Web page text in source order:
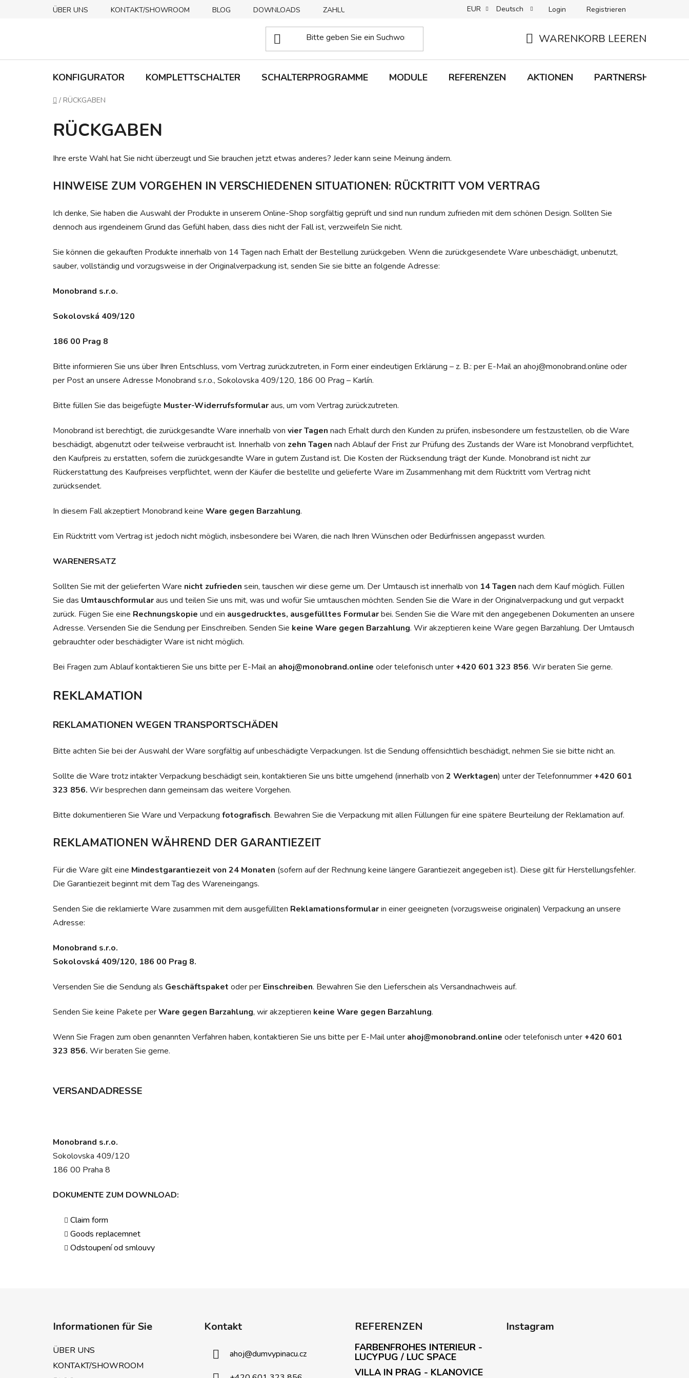
ÜBER UNS KONTAKT/SHOWROOM BLOG DOWNLOADS ZAHLUNGSMETHODEN ABHOLUNG + LIEFERUNG RÜCKGABEN B2C-BEDINGUNGEN
EUR Deutsch Login Registrieren
WARENKORB LEEREN
KONFIGURATOR KOMPLETTSCHALTER SCHALTERPROGRAMME MODULE REFERENZEN AKTIONEN PARTNERSHIP
Startseite
/ RÜCKGABEN
RÜCKGABEN
Ihre erste Wahl hat Sie nicht überzeugt und Sie brauchen jetzt etwas anderes? Jeder kann seine Meinung ändern.
HINWEISE ZUM VORGEHEN IN VERSCHIEDENEN SITUATIONEN: RÜCKTRITT VOM VERTRAG
Ich denke, Sie haben die Auswahl der Produkte in unserem Online-Shop sorgfältig geprüft und sind nun rundum zufrieden mit dem schönen Design. Sollten Sie
dennoch aus irgendeinem Grund das Gefühl haben, dass dies nicht der Fall ist, verzweifeln Sie nicht.
Sie können die gekauften Produkte innerhalb von 14 Tagen nach Erhalt der Bestellung zurückgeben. Wenn die zurückgesendete Ware unbeschädigt, unbenutzt,
sauber, vollständig und vorzugsweise in der Originalverpackung ist, senden Sie sie bitte an folgende Adresse:
Monobrand s.r.o.
Sokolovská 409/120
186 00 Prag 8
Bitte informieren Sie uns über Ihren Entschluss, vom Vertrag zurückzutreten, in Form einer eindeutigen Erklärung – z. B.: per E-Mail an ahoj@monobrand.online oder
per Post an unsere Adresse Monobrand s.r.o., Sokolovska 409/120, 186 00 Prag – Karlín.
Bitte füllen Sie das beigefügte Muster-Widerrufsformularaus, um vom Vertrag zurückzutreten.
Monobrand ist berechtigt, die zurückgesandte Ware innerhalb von vier Tagen nach Erhalt durch den Kunden zu prüfen, insbesondere um festzustellen, ob die Ware
beschädigt, abgenutzt oder teilweise verbraucht ist. Innerhalb von zehn Tagen nach Ablauf der Frist zur Prüfung des Zustands der Ware ist Monobrand verpflichtet,
den Kaufpreis zu erstatten, sofern die zurückgesandte Ware in gutem Zustand ist. Die Kosten der Rücksendung trägt der Kunde. Monobrand ist nicht zur
Rückerstattung des Kaufpreises verpflichtet, wenn der Käufer die bestellte und gelieferte Ware im Zusammenhang mit dem Rücktritt vom Vertrag nicht
zurücksendet.
In diesem Fall akzeptiert Monobrand keine Ware gegen Barzahlung.
Ein Rücktritt vom Vertrag ist jedoch nicht möglich, insbesondere bei Waren, die nach Ihren Wünschen oder Bedürfnissen angepasst wurden.
WARENERSATZ
Sollten Sie mit der gelieferten Ware nicht zufrieden sein, tauschen wir diese gerne um. Der Umtausch ist innerhalb von 14 Tagen nach dem Kauf möglich. Füllen
Sie das Umtauschformularaus und teilen Sie uns mit, was und wofür Sie umtauschen möchten. Senden Sie die Ware in der Originalverpackung und gut verpackt
zurück. Fügen Sie eine Rechnungskopie und ein ausgedrucktes, ausgefülltes Formularbei. Senden Sie die Ware mit den angegebenen Dokumenten an unsere
Adresse. Versenden Sie die Sendung per Einschreiben. Senden Sie keine Ware gegen Barzahlung. Wir akzeptieren keine Ware gegen Barzahlung. Der Umtausch
gebrauchter oder beschädigter Ware ist nicht möglich.
Bei Fragen zum Ablauf kontaktieren Sie uns bitte per E-Mail an ahoj@monobrand.online oder telefonisch unter +420 601 323 856. Wir beraten Sie gerne.
REKLAMATION
REKLAMATIONEN WEGEN TRANSPORTSCHÄDEN
Bitte achten Sie bei der Auswahl der Ware sorgfältig auf unbeschädigte Verpackungen. Ist die Sendung offensichtlich beschädigt, nehmen Sie sie bitte nicht an.
Sollte die Ware trotz intakter Verpackung beschädigt sein, kontaktieren Sie uns bitte umgehend (innerhalb von 2 Werktagen) unter der Telefonnummer +420 601
323 856. Wir besprechen dann gemeinsam das weitere Vorgehen.
Bitte dokumentieren Sie Ware und Verpackung fotografisch. Bewahren Sie die Verpackung mit allen Füllungen für eine spätere Beurteilung der Reklamation auf.
REKLAMATIONEN WÄHREND DER GARANTIEZEIT
Für die Ware gilt eine Mindestgarantiezeit von 24 Monaten (sofern auf der Rechnung keine längere Garantiezeit angegeben ist). Diese gilt für Herstellungsfehler.
Die Garantiezeit beginnt mit dem Tag des Wareneingangs.
Senden Sie die reklamierte Ware zusammen mit dem ausgefüllten Reklamationsformularin einer geeigneten (vorzugsweise originalen) Verpackung an unsere
Adresse:
Monobrand s.r.o.
Sokolovská 409/120, 186 00 Prag 8.
Versenden Sie die Sendung als Geschäftspaket oder per Einschreiben. Bewahren Sie den Lieferschein als Versandnachweis auf.
Senden Sie keine Pakete perWare gegen Barzahlung, wir akzeptieren keine Ware gegen Barzahlung.
Wenn Sie Fragen zum oben genannten Verfahren haben, kontaktieren Sie uns bitte per E-Mail unter ahoj@monobrand.online oder telefonisch unter +420 601
323 856. Wir beraten Sie gerne.
VERSANDADRESSE
Monobrand s.r.o.
Sokolovska 409/120
186 00 Praha 8
DOKUMENTE ZUM DOWNLOAD:
Claim form
Goods replacemnet
Odstoupení od smlouvy
Informationen für Sie
ÜBER UNS
KONTAKT/SHOWROOM
Kontakt
ahoj@dumvypinacu.cz
REFERENZEN
FARBENFROHES INTERIEUR -
LUCYPUG / LUC SPACE
VILLA IN PRAG - KLANOVICE
Instagram